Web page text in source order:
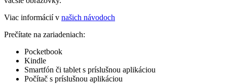
Viac informácií v našich návodoch
Prečítate na zariadeniach:
Pocketbook
Kindle
Smartfón či tablet s príslušnou aplikáciou
Počítač s príslušnou aplikáciou